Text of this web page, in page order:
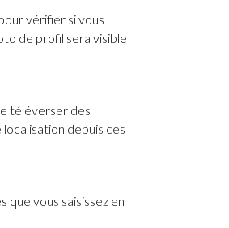
vérifier si vous
de profil sera visible
téléverser des
depuis ces
vous saisissez en